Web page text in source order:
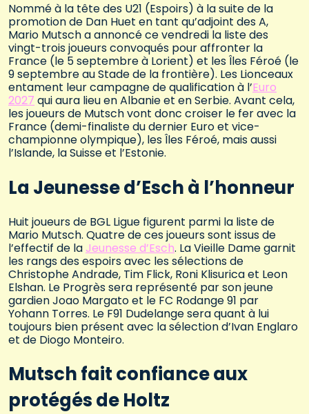
Nommé à la tête des U21 (Espoirs) à la suite de la
promotion de Dan Huet en tant qu’adjoint des A,
Mario Mutsch a annoncé ce vendredi la liste des
vingt-trois joueurs convoqués pour affronter la
France (le 5 septembre à Lorient) et les Îles Féroé (le
9 septembre au Stade de la frontière). Les Lionceaux
entament leur campagne de qualification à l’Euro
2027 qui aura lieu en Albanie et en Serbie. Avant cela,
les joueurs de Mutsch vont donc croiser le fer avec la
France (demi-finaliste du dernier Euro et vice-
championne olympique), les Îles Féroé, mais aussi
l’Islande, la Suisse et l’Estonie.
La Jeunesse d’Esch à l’honneur
Huit joueurs de BGL Ligue figurent parmi la liste de
Mario Mutsch. Quatre de ces joueurs sont issus de
l’effectif de laJeunesse d’Esch. La Vieille Dame garnit
les rangs des espoirs avec les sélections de
Christophe Andrade, Tim Flick, Roni Klisurica et Leon
Elshan. Le Progrès sera représenté par son jeune
gardien Joao Margato et le FC Rodange 91 par
Yohann Torres. Le F91 Dudelange sera quant à lui
toujours bien présent avec la sélection d’Ivan Englaro
et de Diogo Monteiro.
Mutsch fait confiance aux
protégés de Holtz